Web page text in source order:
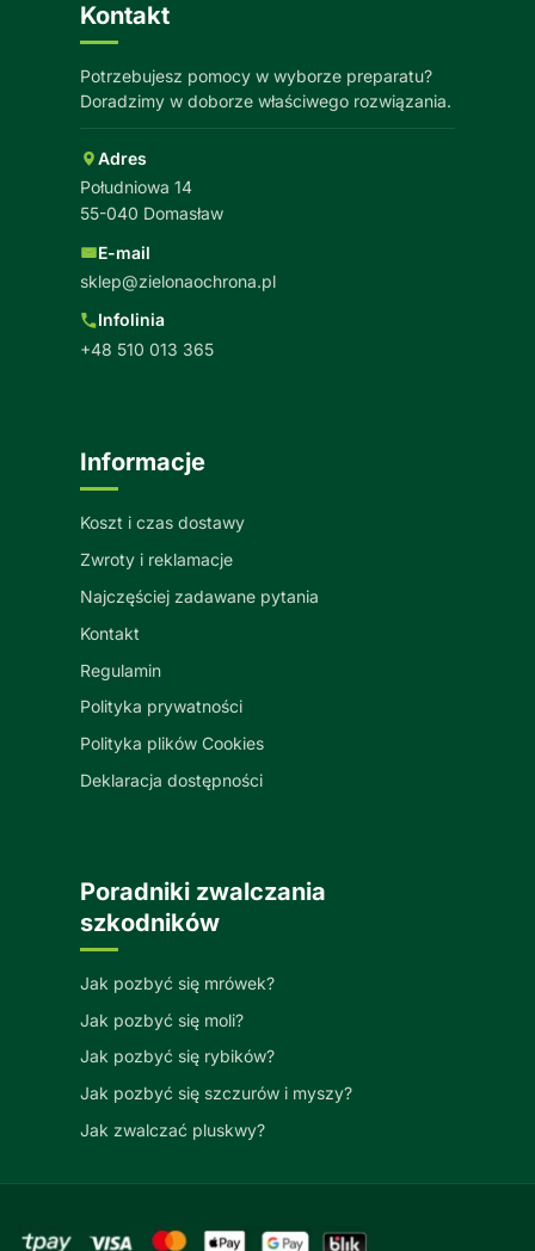
Kontakt
Potrzebujesz pomocy w wyborze preparatu?
Doradzimy w doborze właściwego rozwiązania.
Adres
Południowa 14
55-040 Domasław
E-mail
sklep@zielonaochrona.pl
Infolinia
+48 510 013 365
Informacje
Koszt i czas dostawy
Zwroty i reklamacje
Najczęściej zadawane pytania
Kontakt
Regulamin
Polityka prywatności
Polityka plików Cookies
Deklaracja dostępności
Poradniki zwalczania
szkodników
Jak pozbyć się mrówek?
Jak pozbyć się moli?
Jak pozbyć się rybików?
Jak pozbyć się szczurów i myszy?
Jak zwalczać pluskwy?